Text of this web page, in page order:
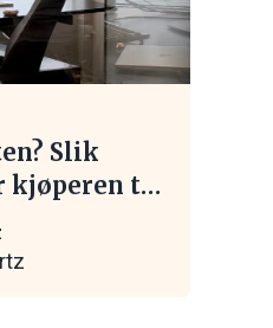
Slik
kjøperen tar